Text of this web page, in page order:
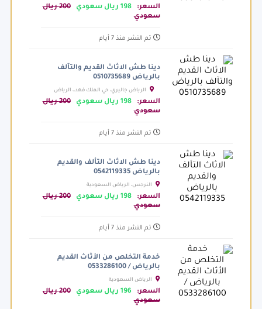
السعر: 198 ريال سعودي
200 ريال
سعودي
تم النشر منذ 7 أيام
دينا طش الاثاث القديم والتآلف
بالرياض 0510735689
الرياض جاليري، حي الملك فهد،، الرياض
السعودية
السعر: 198 ريال سعودي
200 ريال
سعودي
تم النشر منذ 7 أيام
دينا طش الاثاث التألف والقديم
بالرياض 0542119335
السعر: 198 ريال سعودي
200 ريال
سعودي
تم النشر منذ 7 أيام
خدمة التخلص من الأثاث القديم
بالرياض / 0533286100
السعر: 196 ريال سعودي
200 ريال
سعودي